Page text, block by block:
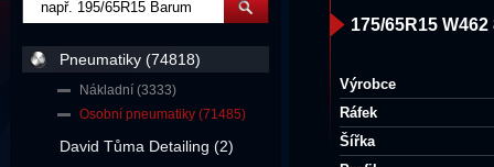
175/65R15
Výrobce
Ráfek
Šířka
Pneumatiky (74818)
Nákladní (3333)
Osobní pneumatiky (71485)
David Tůma Detailing (2)